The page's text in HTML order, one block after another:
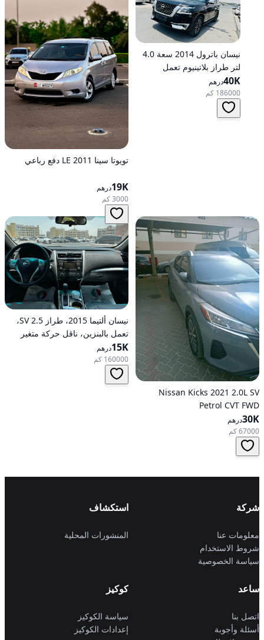
نيسان باترول 2014 سعة 4.0
لتر طراز بلاتينيوم تعمل
بالبنزين أوتوماتيكية بدفع كلي
40Kدرهم
186000 كم
تويوتا سينا 2011 LE دفع رباعي
19Kدرهم
3000 كم
Nissan Kicks 2021 2.0L SV
Petrol CVT FWD
30Kدرهم
67000 كم
نيسان ألتيما 2015، طراز 2.5 SV،
تعمل بالبنزين، ناقل حركة متغير
مستمر (CVT)، دفع أمامي
15Kدرهم
160000 كم
شركة
معلومات عنا
شروط الاستخدام
سياسة الخصوصية
استكشاف
المنشورات المحلية
ساعد
اتصل بنا
أسئلة وأجوبة
كوكيز
سياسة الكوكيز
إعدادات الكوكيز